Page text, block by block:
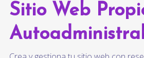
Sitio Web